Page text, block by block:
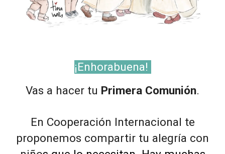
¡Enhorabuena!
Vas a hacer tu Primera Comunión.
En Cooperación Internacional te
proponemos compartir tu alegría con